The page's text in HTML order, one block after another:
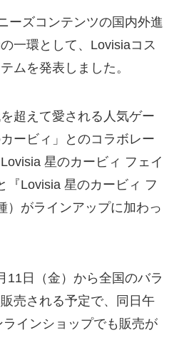
ーズコンテンツの国内外進
一環として、Lovisiaコス
ムを発表しました。
超えて愛される人気ゲー
ービィ」とのコラボレー
星のカービィ フェイ
『Lovisia 星のカービィ フ
）がラインアップに加わっ
11日（金）から全国のバラ
売される予定で、同日午
インショップでも販売が